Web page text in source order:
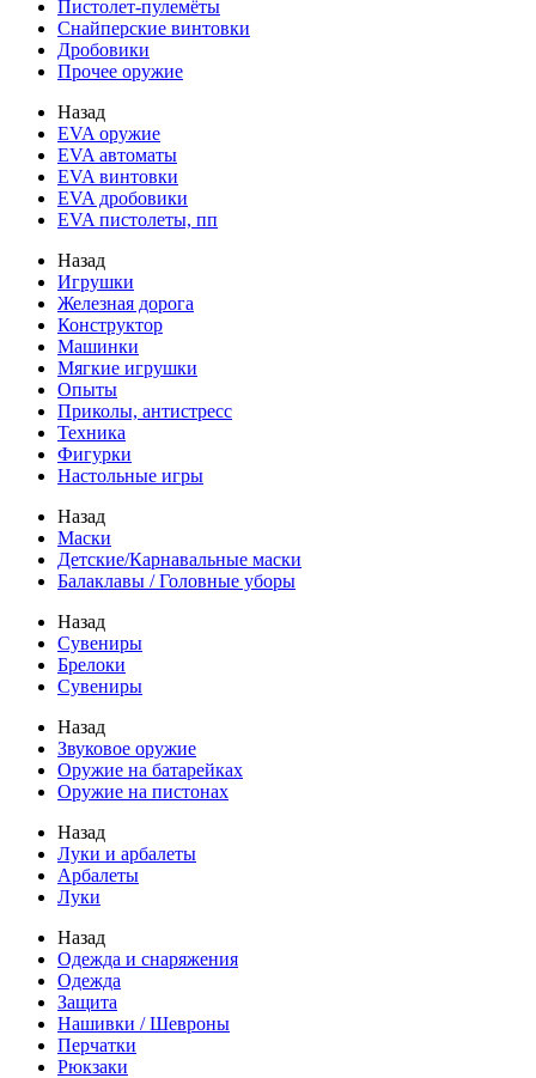
Пистолет-пулемёты
Снайперские винтовки
Дробовики
Прочее оружие
Назад
EVA оружие
EVA автоматы
EVA винтовки
EVA дробовики
EVA пистолеты, пп
Назад
Игрушки
Железная дорога
Конструктор
Машинки
Мягкие игрушки
Опыты
Приколы, антистресс
Техника
Фигурки
Настольные игры
Назад
Маски
Детские/Карнавальные маски
Балаклавы / Головные уборы
Назад
Сувениры
Брелоки
Сувениры
Назад
Звуковое оружие
Оружие на батарейках
Оружие на пистонах
Назад
Луки и арбалеты
Арбалеты
Луки
Назад
Одежда и снаряжения
Одежда
Защита
Нашивки / Шевроны
Перчатки
Рюкзаки